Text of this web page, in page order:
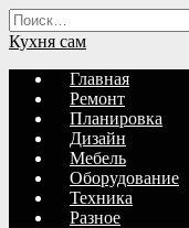
Перейти
к
содержанию
Search
for:
Кухня сам
Главная
Ремонт
Планировка
Дизайн
Мебель
Оборудование
Техника
Разное